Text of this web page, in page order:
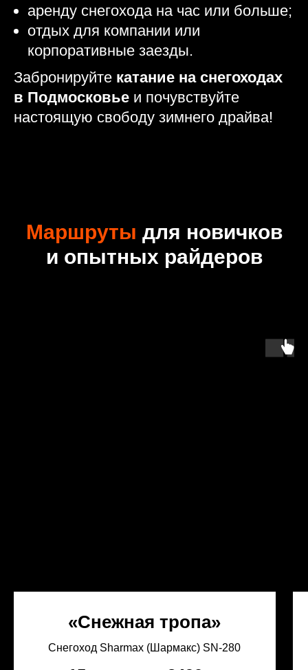
аренду снегохода на час или больше;
отдых для компании или
корпоративные заезды.
Забронируйте катание на снегоходах
в Подмосковье и почувствуйте
настоящую свободу зимнего драйва!
Маршруты для новичков
и опытных райдеров
«Снежная тропа»
Снегоход Sharmax (Шармакс) SN‑280